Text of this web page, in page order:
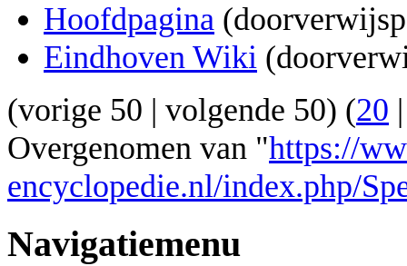
Hoofdpagina
Eindhoven Wiki
(vorige 50 | volgende 50) (20
Overgenomen van "https://
encyclopedie.nl/index.php/
Navigatiemenu